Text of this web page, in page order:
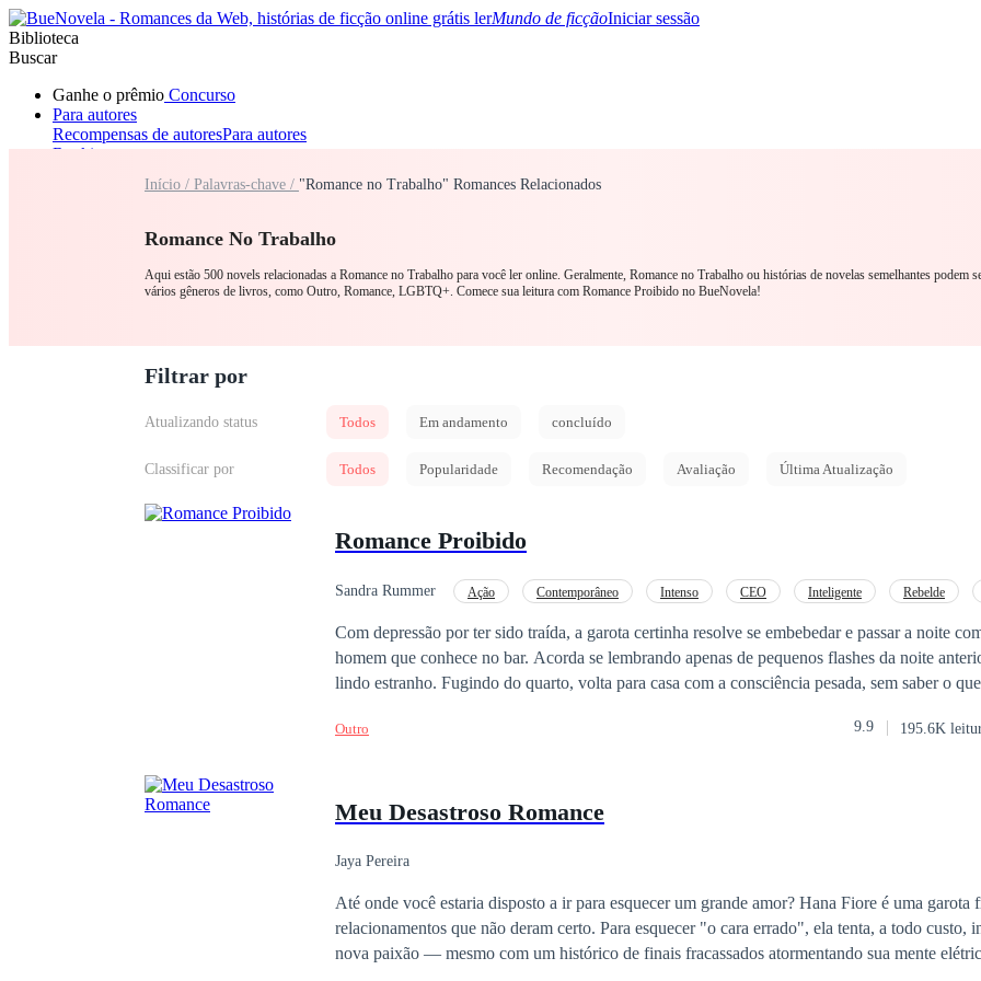
Mundo de ficçãoIniciar sessão
Biblioteca
Buscar
Ganhe o prêmio Concurso
Para autores
Recompensas de autoresPara autores
Ranking
RomanceLobisomemMáfiaSistema
Início / Palavras-chave / "Romance no Trabalho" Romances Relacionados
Romance No Trabalho
Aqui estão 500 novels relacionadas a Romance no Trabalho para você ler online. Geralmente, Romance no Trabalho ou histórias de novelas semelhantes podem
vários gêneros de livros, como Outro, Romance, LGBTQ+. Comece sua leitura com Romance Proibido no BueNovela!
Filtrar por
Atualizando status Todos Em andamento concluído
Classificar por Todos Popularidade Recomendação Avaliação Última Atualização
Romance Proibido
Sandra Rummer Ação Contemporâneo Intenso CEO Inteligente Rebelde
Com depressão por ter sido traída, a garota certinha resolve se embebedar e passar a noite
homem que conhece no bar. Acorda se lembrando apenas de pequenos flashes da noite
lindo estranho. Fugindo do quarto, volta para casa com a consciência pesada, sem saber o
a virada do ano, tem uma baita surpresa... Paralelamente, conhecemos Okan, um homem
e emocionais moldam os caminhos de ambos. O enredo aborda temas como tradições,
leitor imerso na jornada emocional dos personagens principais.
Outro 9.9 195.6K
Meu Desastroso Romance
Jaya Pereira
Até onde você estaria disposto a ir para esquecer um grande amor? Hana Fiore é uma garota frustrada com
relacionamentos que não deram certo. Para esquecer "o cara errado", ela tenta, a todo custo,
nova paixão — mesmo com um histórico de finais fracassados atormentando sua mente elétrica. Estressada,